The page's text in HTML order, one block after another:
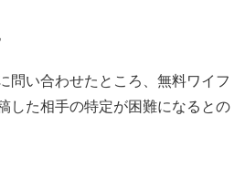
問い合わせたところ、無料ワイフ
した相手の特定が困難になるとの